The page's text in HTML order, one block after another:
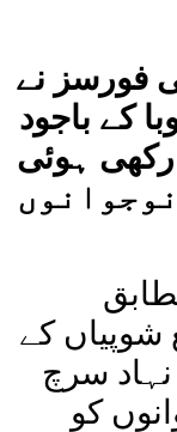
فورسز نے
کے باجود
ہوئی
نوجوانوں
کے
نہاد سرچ
میں 2 نوجوانوں کو